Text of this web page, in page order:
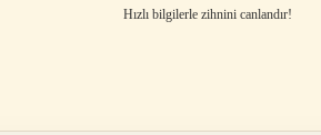
Hızlı bilgilerle zihnini canlandır!